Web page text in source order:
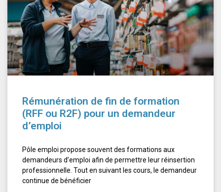
Rémunération de fin de formation
(RFF ou R2F) pour un demandeur
d’emploi
Pôle emploi propose souvent des formations aux
demandeurs d’emploi afin de permettre leur réinsertion
professionnelle. Tout en suivant les cours, le demandeur
continue de bénéficier